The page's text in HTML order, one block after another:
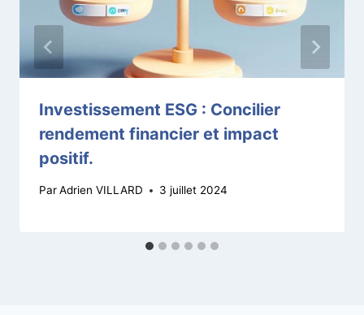
Investissement ESG : Concilier
rendement financier et impact
positif.
ParAdrien VILLARD 3 juillet 2024